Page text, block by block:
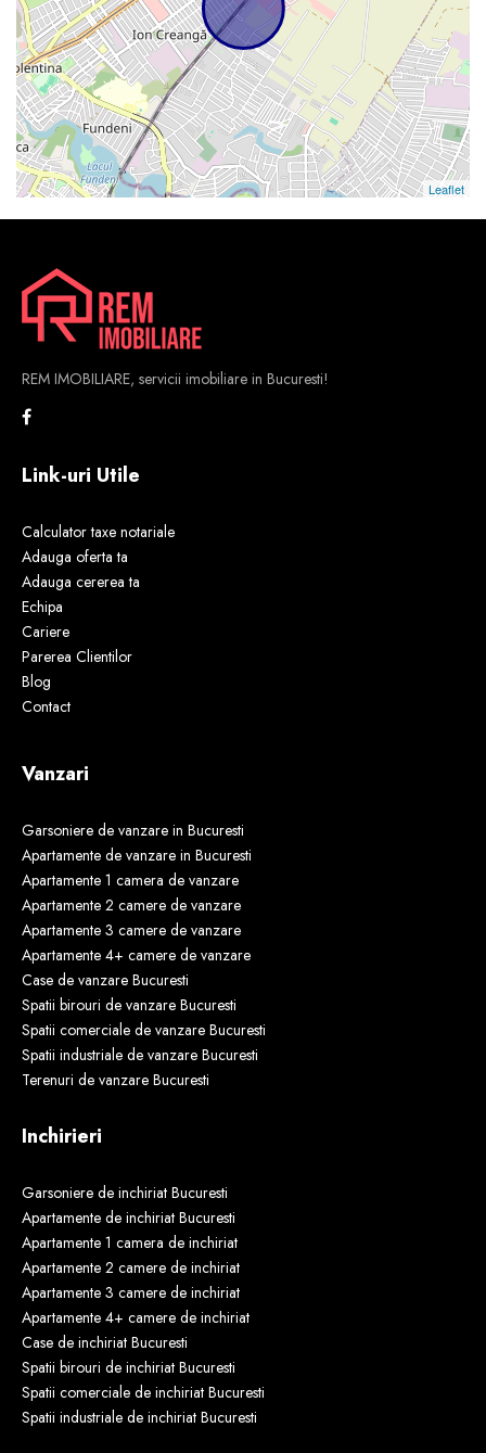
Leaflet
REM IMOBILIARE, servicii imobiliare in Bucuresti!
Link-uri Utile
Calculator taxe notariale
Adauga oferta ta
Adauga cererea ta
Echipa
Cariere
Parerea Clientilor
Blog
Contact
Vanzari
Garsoniere de vanzare in Bucuresti
Apartamente de vanzare in Bucuresti
Apartamente 1 camera de vanzare
Apartamente 2 camere de vanzare
Apartamente 3 camere de vanzare
Apartamente 4+ camere de vanzare
Case de vanzare Bucuresti
Spatii birouri de vanzare Bucuresti
Spatii comerciale de vanzare Bucuresti
Spatii industriale de vanzare Bucuresti
Terenuri de vanzare Bucuresti
Inchirieri
Garsoniere de inchiriat Bucuresti
Apartamente de inchiriat Bucuresti
Apartamente 1 camera de inchiriat
Apartamente 2 camere de inchiriat
Apartamente 3 camere de inchiriat
Apartamente 4+ camere de inchiriat
Case de inchiriat Bucuresti
Spatii birouri de inchiriat Bucuresti
Spatii comerciale de inchiriat Bucuresti
Spatii industriale de inchiriat Bucuresti